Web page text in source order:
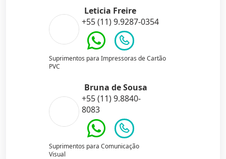
Leticia Freire
+55 (11) 9.9287-0354
Suprimentos para Impressoras de Cartão
PVC
Bruna de Sousa
+55 (11) 9.8840-
8083
Suprimentos para Comunicação
Visual